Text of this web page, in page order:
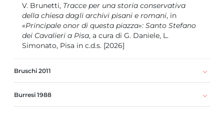
V. Brunetti, Tracce per una storia conservativa
della chiesa dagli archivi pisani e romani, in
«Principale onor di questa piazza»: Santo Stefano
dei Cavalieri a Pisa, a cura di G. Daniele, L.
Simonato, Pisa in c.d.s. [2026]
Bruschi 2011
Burresi 1988